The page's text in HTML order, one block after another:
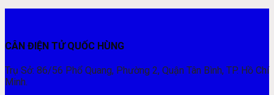
CÂN ĐIỆN TỬ QUỐC HÙNG
Trụ Sở: 86/56 Phổ Quang, Phường 2, Quận Tân Bình, TP. Hồ Chí
Minh.